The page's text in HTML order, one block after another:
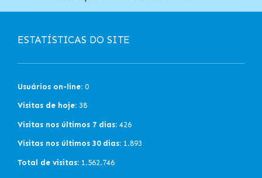
ESTATÍSTICAS DO SITE
Usuários on-line: 0
Visitas de hoje: 38
Visitas nos últimos 7 dias: 426
Visitas nos últimos 30 dias: 1.893
Total de visitas: 1.562.746